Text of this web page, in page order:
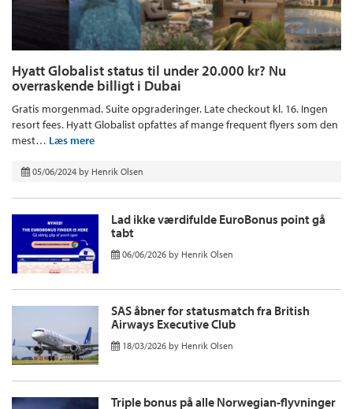
Hyatt Globalist status til under 20.000 kr? Nu
overraskende billigt i Dubai
Gratis morgenmad. Suite opgraderinger. Late checkout kl. 16. Ingen
resort fees. Hyatt Globalist opfattes af mange frequent flyers som den
mest… Læs mere
05/06/2024 by Henrik Olsen
Lad ikke værdifulde EuroBonus point gå
tabt
06/06/2026 by Henrik Olsen
SAS åbner for statusmatch fra British
Airways Executive Club
18/03/2026 by Henrik Olsen
Triple bonus på alle Norwegian-flyvninger